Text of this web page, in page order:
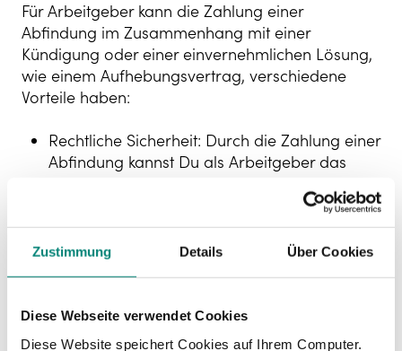
Zustimmung Details Über Cookies
Diese Webseite verwendet Cookies
Diese Website speichert Cookies auf Ihrem Computer.
Für Arbeitgeber kann die Zahlung einer
Abfindung im Zusammenhang mit einer
Kündigung oder einer einvernehmlichen Lösung,
wie einem Aufhebungsvertrag, verschiedene
Vorteile haben:
Rechtliche Sicherheit: Durch die Zahlung einer
Abfindung kannst Du als Arbeitgeber das
reduzieren. Eine Abfindung kann dazu
beitragen, dass Dein Arbeitnehmer eine
Kündigung oder eine Beendigung des
verzichtet.